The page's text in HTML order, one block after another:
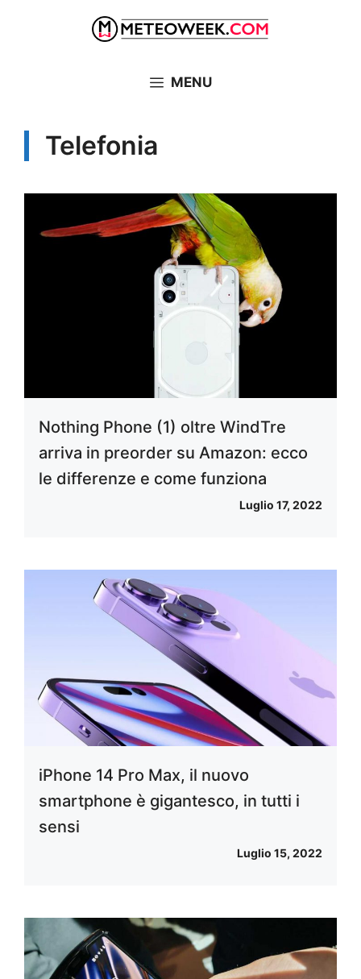
MENU
Telefonia
Nothing Phone (1) oltre WindTre
arriva in preorder su Amazon: ecco
le differenze e come funziona
Luglio 17, 2022
iPhone 14 Pro Max, il nuovo
smartphone è gigantesco, in tutti i
sensi
Luglio 15, 2022